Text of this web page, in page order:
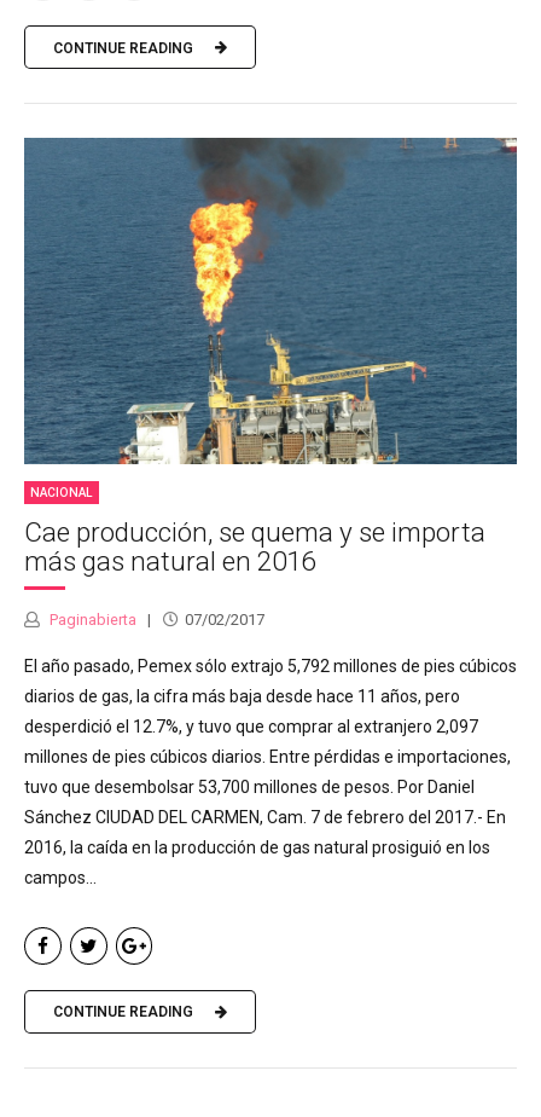
CONTINUE READING
NACIONAL
Cae producción, se quema y se importa
más gas natural en 2016
Paginabierta 07/02/2017
El año pasado, Pemex sólo extrajo 5,792 millones de pies cúbicos
diarios de gas, la cifra más baja desde hace 11 años, pero
desperdició el 12.7%, y tuvo que comprar al extranjero 2,097
millones de pies cúbicos diarios. Entre pérdidas e importaciones,
tuvo que desembolsar 53,700 millones de pesos. Por Daniel
Sánchez CIUDAD DEL CARMEN, Cam. 7 de febrero del 2017.- En
2016, la caída en la producción de gas natural prosiguió en los
campos...
CONTINUE READING